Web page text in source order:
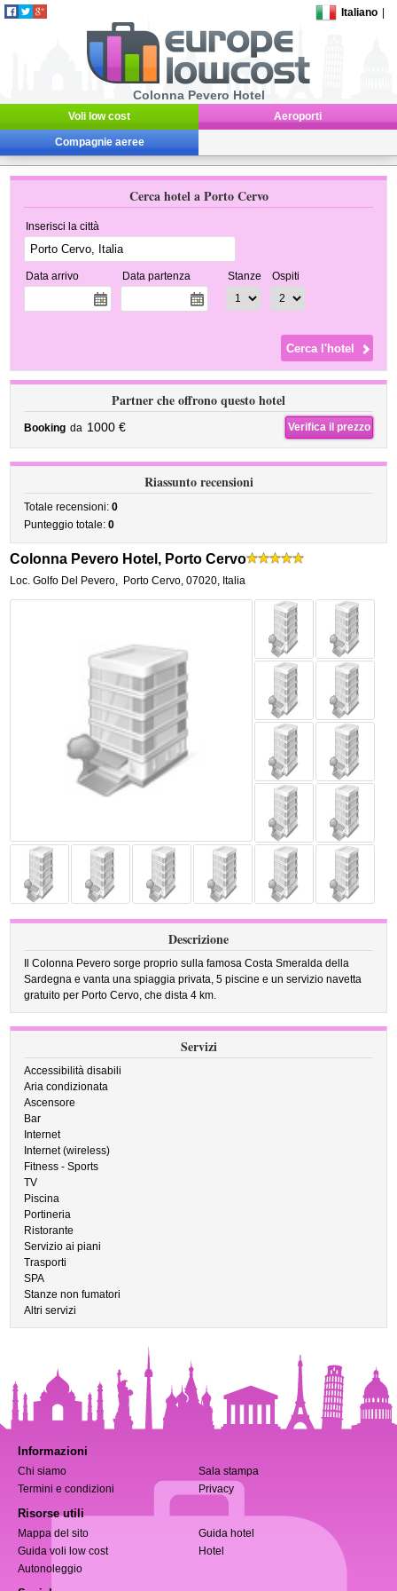
Italiano
Colonna Pevero Hotel
Voli low cost Aeroporti
Compagnie aeree
Cerca hotel a Porto Cervo
Inserisci la città
Data arrivo Data partenza Stanze Ospiti
Partner che offrono questo hotel
Booking da 1000 € Verifica il prezzo
Riassunto recensioni
Totale recensioni:0
Punteggio totale:0
Colonna Pevero Hotel, Porto Cervo
Loc. Golfo Del Pevero, Porto Cervo,07020, Italia
Descrizione
Il Colonna Pevero sorge proprio sulla famosa Costa Smeralda della
Sardegna e vanta una spiaggia privata, 5 piscine e un servizio navetta
gratuito per Porto Cervo, che dista 4 km.
Servizi
Accessibilità disabili
Aria condizionata
Ascensore
Bar
Internet
Internet (wireless)
Fitness - Sports
TV
Piscina
Portineria
Ristorante
Servizio ai piani
Trasporti
SPA
Stanze non fumatori
Altri servizi
Informazioni
Chi siamo
Sala stampa
Termini e condizioni
Privacy
Risorse utili
Mappa del sito
Guida hotel
Guida voli low cost
Hotel
Autonoleggio